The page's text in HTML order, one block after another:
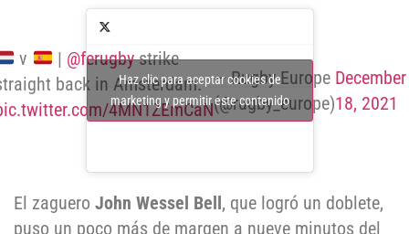
v | @ferugbystrike
back in Amsterdam.
4MN1ZEmCaN
— Rugby Europe
(@rugby_europe)
December
18, 2021
Haz clic para aceptar cookies de
marketing y permitir este contenido
El zaguero John Wessel Bell, que logró un doblete,
puso un poco más de margen a nueve minutos del